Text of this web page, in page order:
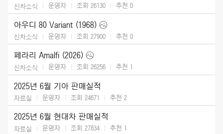
신차소식 운영자 조회 26130 추천 0
아우디 80 Variant (1968)
신차소식 운영자 조회 27900 추천 0
페라리 Amalfi (2026)
신차소식 운영자 조회 26256 추천 1
2025년 6월 기아 판매실적
자료실 운영자 조회 24671 추천 2
2025년 6월 현대차 판매실적
자료실 운영자 조회 27834 추천 1